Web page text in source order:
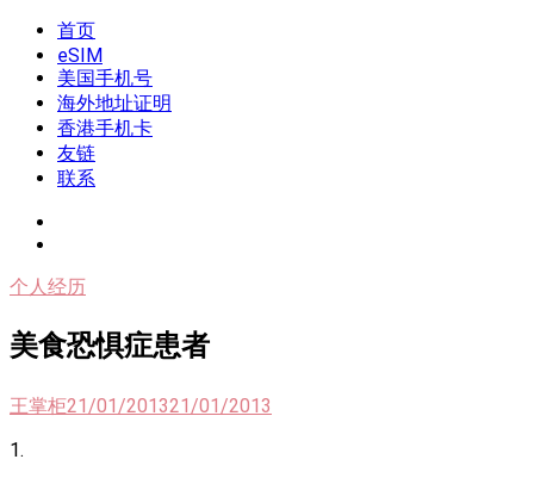
Skip
content
我是王掌柜
新闻酸菜馆|极客电台|自媒体联盟
首页
eSIM
美国手机号
海外地址证明
香港手机卡
友链
联系
个人经历
美食恐惧症患者
王掌柜21/01/201321/01/2013
1.